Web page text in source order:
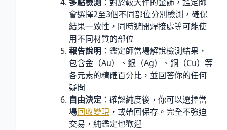
會選擇2至3個不同部位分別檢測，確保
結果一致性，同時避開焊接處等可能使
用不同材質的部位
報告說明 ：鑑定師當場解說檢測結果，
包含金（Au）、銀（Ag）、銅（Cu）等
各元素的精確百分比，並回答你的任何
疑問
自由決定 ：確認純度後，你可以選擇當
場回收變現 ，或帶回保存。完全不強迫
交易，純鑑定也歡迎